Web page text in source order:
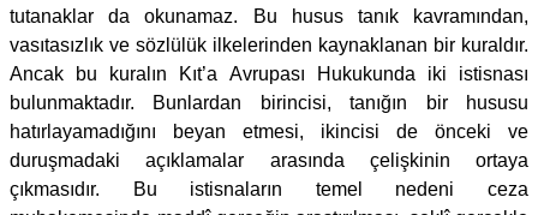
tutanaklar da okunamaz. Bu husus tanık kavramından,
vasıtasızlık ve sözlülük ilkelerinden kaynaklanan bir kuraldır.
Ancak bu kuralın Kıt’a Avrupası Hukukunda iki istisnası
bulunmaktadır. Bunlardan birincisi, tanığın bir hususu
hatırlayamadığını beyan etmesi, ikincisi de önceki ve
duruşmadaki açıklamalar arasında çelişkinin ortaya
çıkmasıdır. Bu istisnaların temel nedeni ceza